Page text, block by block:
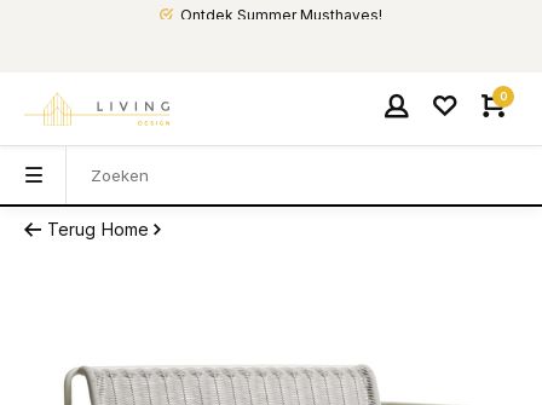
Ontdek Summer Musthaves!
0
Terug Home